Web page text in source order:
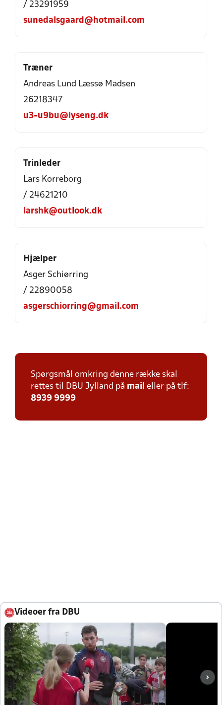
/ 23291959
sunedalsgaard@hotmail.com
Træner
Andreas Lund Læssø Madsen
26218347
u3-u9bu@lyseng.dk
Trinleder
Lars Korreborg
/ 24621210
larshk@outlook.dk
Hjælper
Asger Schiørring
/ 22890058
asgerschiorring@gmail.com
Spørgsmål omkring denne række skal
rettes til DBU Jylland på mail eller på tlf:
8939 9999
Videoer fra DBU